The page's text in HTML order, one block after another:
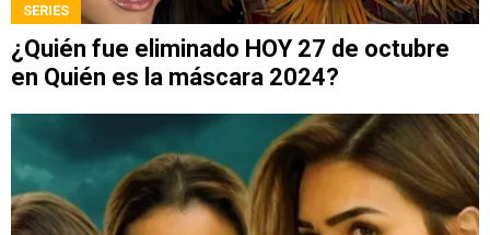
SERIES
¿Quién fue eliminado HOY 27 de octubre
en Quién es la máscara 2024?